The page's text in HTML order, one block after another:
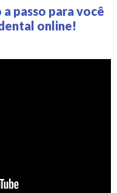
passo para você
online!